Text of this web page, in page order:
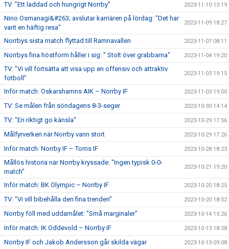
TV: ”Ett laddad och hungrigt Norrby” 2023-11-10 13:19
Nino Osmanagi&#263; avslutar karriären på lördag: "Det har
varit en häftig resa"
2023-11-09 18:27
Norrbys sista match flyttad till Ramnavallen 2023-11-07 08:11
Norrbys fina höstform håller i sig: " Stolt över grabbarna" 2023-11-04 19:20
TV: ”Vi vill fortsätta att visa upp en offensiv och attraktiv
fotboll”
2023-11-03 19:15
Inför match: Oskarshamns AIK – Norrby IF 2023-11-03 19:00
TV: Se målen från söndagens 8-3-seger 2023-10-30 14:14
TV: "En riktigt go känsla" 2023-10-29 17:56
Målfyrverkeri när Norrby vann stort 2023-10-29 17:26
Inför match: Norrby IF – Torns IF 2023-10-28 18:23
Mållös historia när Norrby kryssade: "Ingen typisk 0-0-
match"
2023-10-21 19:20
Inför match: BK Olympic – Norrby IF 2023-10-20 18:25
TV: "Vi vill bibehålla den fina trenden" 2023-10-20 18:02
Norrby föll med uddamålet: "Små marginaler" 2023-10-14 15:26
Inför match: IK Oddevold – Norrby IF 2023-10-13 18:58
Norrby IF och Jakob Andersson går skilda vägar 2023-10-13 09:08